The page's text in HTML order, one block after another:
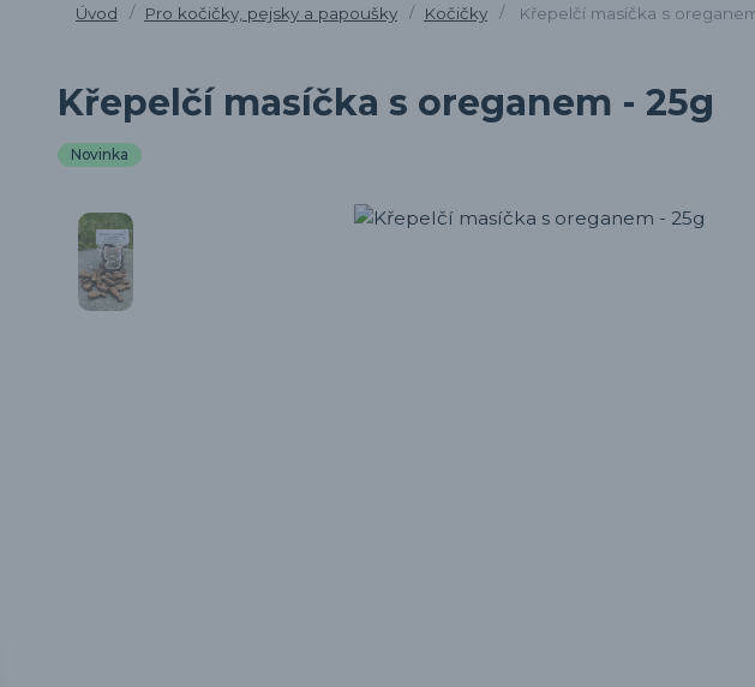
Úvod Pro kočičky, pejsky a papoušky Kočičky Křepelčí masíčka s
Křepelčí masíčka s oreganem - 25g
Novinka